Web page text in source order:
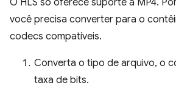
O HLS só oferece suporte a MP4.
você precisa converter para o
codecs compatíveis.
Converta o tipo de arquivo, o
taxa de bits.